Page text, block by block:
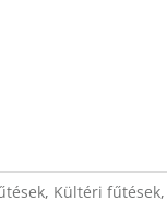
, Kültéri fűtések,